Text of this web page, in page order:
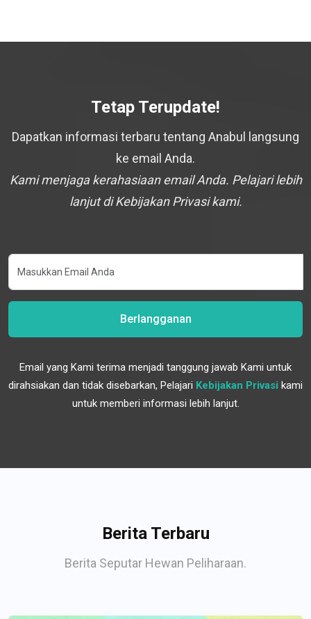
Tetap Terupdate!
Dapatkan informasi terbaru tentang Anabul langsung
ke email Anda.
Kami menjaga kerahasiaan email Anda. Pelajari lebih
lanjut di Kebijakan Privasi kami.
Berlangganan
Email yang Kami terima menjadi tanggung jawab Kami untuk
dirahsiakan dan tidak disebarkan, Pelajari Kebijakan Privasi kami
untuk memberi informasi lebih lanjut.
Berita Terbaru
Berita Seputar Hewan Peliharaan.